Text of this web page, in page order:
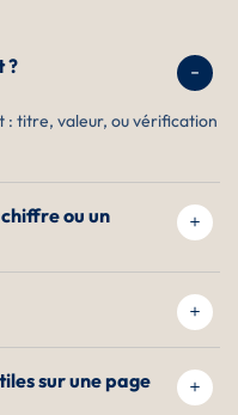
?
: titre, valeur, ou vérification
ou un
sur une page